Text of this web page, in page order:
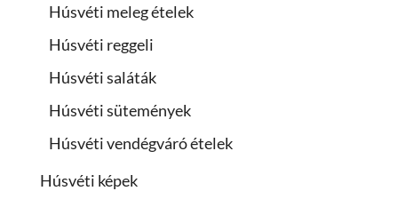
Húsvéti meleg ételek
Húsvéti reggeli
Húsvéti saláták
Húsvéti sütemények
Húsvéti vendégváró ételek
Húsvéti képek